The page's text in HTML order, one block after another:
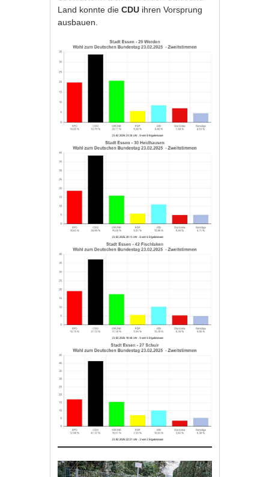
Land konnte dieCDU ihren Vorsprung
ausbauen.